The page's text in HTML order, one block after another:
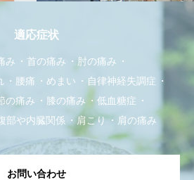
適応症状
み 首の痛み
肘の痛み
腰痛 めまい
自律神経失調症
の痛み 膝の痛み
低血糖症
腹部や内臓関係 肩こり 肩の痛み
お問い合わせ